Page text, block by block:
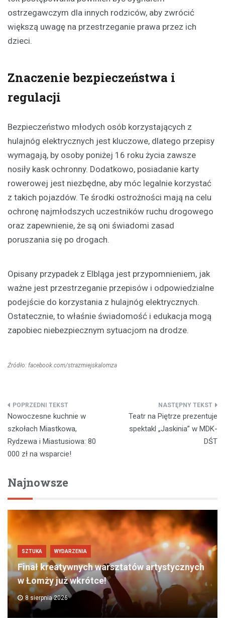
ostrzegawczym dla innych rodziców, aby zwrócić
większą uwagę na przestrzeganie prawa przez ich
dzieci.
Znaczenie bezpieczeństwa i
regulacji
Bezpieczeństwo młodych osób korzystających z
hulajnóg elektrycznych jest kluczowe, dlatego przepisy
wymagają, by osoby poniżej 16 roku życia zawsze
nosiły kask ochronny. Dodatkowo, posiadanie karty
rowerowej jest niezbędne, aby móc legalnie korzystać
z takich pojazdów. Te środki ostrożności mają na celu
ochronę najmłodszych uczestników ruchu drogowego
oraz zapewnienie, że są oni świadomi zasad
poruszania się po drogach.
Opisany przypadek z Elbląga jest przypomnieniem, jak
ważne jest przestrzeganie przepisów i odpowiedzialne
podejście do korzystania z hulajnóg elektrycznych.
Ostatecznie, to właśnie świadomość i edukacja mogą
zapobiec niebezpiecznym sytuacjom na drodze.
Źródło: facebook.com/strazmiejskalomza
Nawigacja
wpisu
Nowoczesne kuchnie w
szkołach Miastkowa,
Rydzewa i Miastusiowa: 80
000 zł na wsparcie!
Teatr na Piętrze prezentuje
spektakl „Jaskinia” w MDK-
DŚT
Najnowsze
SZTUKA WYDARZENIA
Finał kreatywnych warsztatów artystycznych
w Łomży już wkrótce!
8 sierpnia 2026